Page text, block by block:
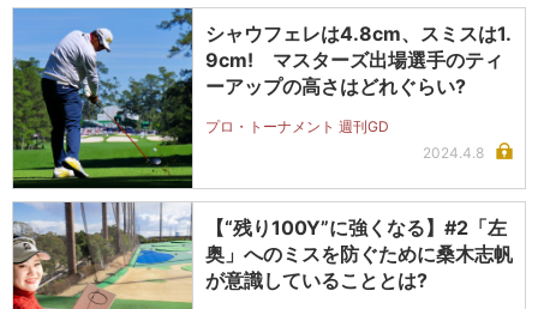
シャウフェレは4.8cm、スミスは1.
9cm! マスターズ出場選手のティ
ーアップの高さはどれぐらい?
プロ・トーナメント 週刊GD
2024.4.8
【“残り100Y”に強くなる】#2「左
奥」へのミスを防ぐために桑木志帆
が意識していることとは?